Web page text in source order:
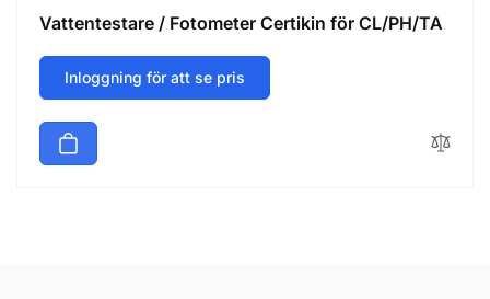
Vattentestare / Fotometer Certikin för CL/PH/TA
Inloggning för att se pris